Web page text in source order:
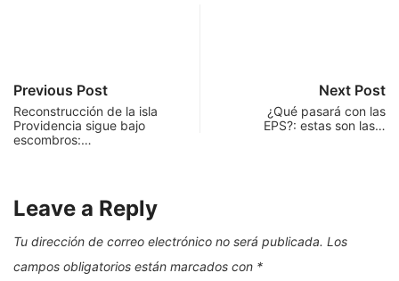
Previous Post
Reconstrucción de la isla
Providencia sigue bajo
escombros:…
Next Post
¿Qué pasará con las
EPS?: estas son las…
Leave a Reply
Tu dirección de correo electrónico no será publicada. Los
campos obligatorios están marcados con *